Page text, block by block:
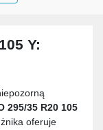
Y:
295/35 R20 105
oferuje